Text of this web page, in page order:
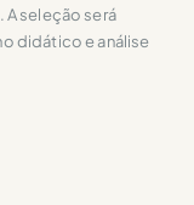
seleção será
didático e análise